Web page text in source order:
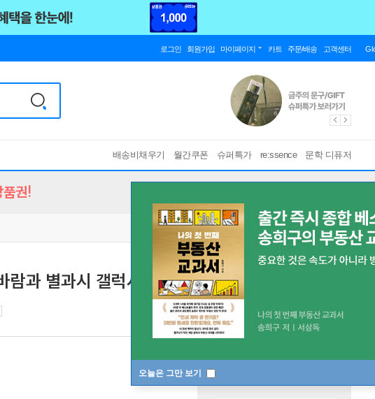
로그인 회원가입 마이페이지 카트 주문/배송 고객센터
배송비채우기 월간쿠폰 슈퍼특가 re:ssence 문학 디퓨저
오늘은 그만 보기
권!
람과 별과시 갤럭시 그린 펄잉크
수량